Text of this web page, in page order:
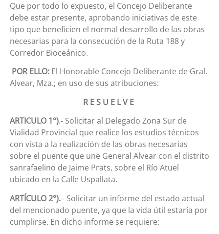
Que por todo lo expuesto, el Concejo Deliberante
debe estar presente, aprobando iniciativas de este
tipo que beneficien el normal desarrollo de las obras
necesarias para la consecución de la Ruta 188 y
Corredor Bioceánico.
POR ELLO: El Honorable Concejo Deliberante de Gral.
Alvear, Mza.; en uso de sus atribuciones:
R E S U E L V E
ARTICULO 1°).- Solicitar al Delegado Zona Sur de
Vialidad Provincial que realice los estudios técnicos
con vista a la realización de las obras necesarias
sobre el puente que une General Alvear con el distrito
sanrafaelino de Jaime Prats, sobre el Río Atuel
ubicado en la Calle Uspallata.
ARTÍCULO 2°).– Solicitar un informe del estado actual
del mencionado puente, ya que la vida útil estaría por
cumplirse. En dicho informe se requiere: